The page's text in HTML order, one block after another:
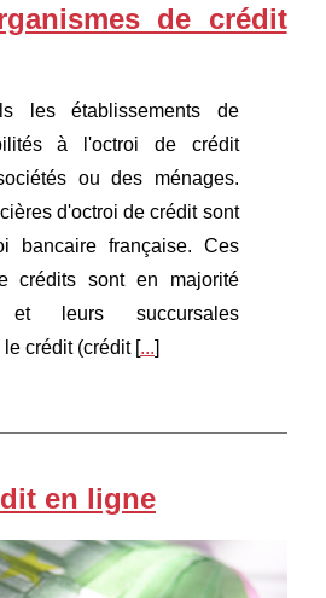
de crédit
les établissements de
à l'octroi de crédit
ou des ménages.
d'octroi de crédit sont
bancaire française. Ces
crédits sont en majorité
leurs succursales
crédit (crédit [...]
en ligne